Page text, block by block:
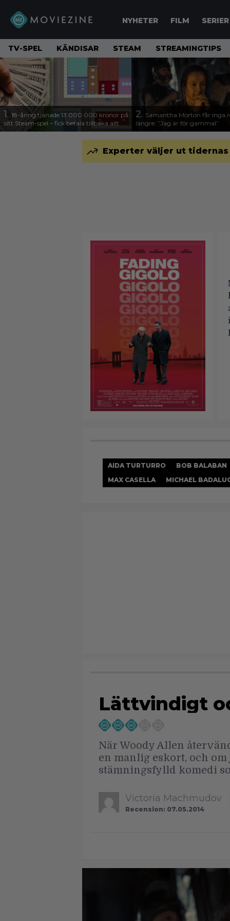
NYHETER FILM SERIER
TV-SPEL KÄNDISAR STEAM STREAMINGTIPS
1. 18-åring tjänade 13 000 000 kronor på
sitt Steam-spel – fick betala tillbaka allt
2. Samantha Morton får inga
längre: ”Jag är för gammal”
Experter väljer ut tidernas
AIDA TURTURRO BOB BALABAN
MAX CASELLA
MICHAEL
Lättvindigt
När Woody Allen
en manlig eskort, och om
stämningsfylld komedi
Victoria Machmudov
Recension: 07.05.2014